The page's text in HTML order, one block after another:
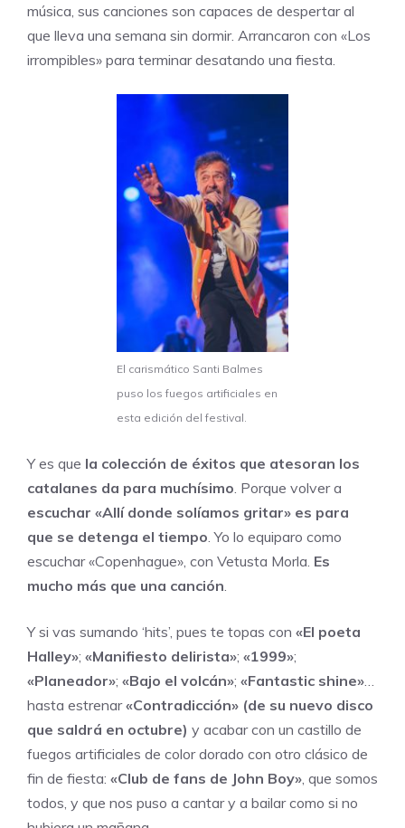
música, sus canciones son capaces de despertar al
que lleva una semana sin dormir. Arrancaron con «Los
irrompibles» para terminar desatando una fiesta.
El carismático Santi Balmes
puso los fuegos artificiales en
esta edición del festival.
Y es que la colección de éxitos que atesoran los
catalanes da para muchísimo . Porque volver a
escuchar «Allí donde solíamos gritar» es para
que se detenga el tiempo . Yo lo equiparo como
escuchar «Copenhague», con Vetusta Morla. Es
mucho más que una canción
Y si vas sumando ‘hits’, pues te topas con «El poeta
Halley»; «Manifiesto delirista»; «1999»;
«Planeador»; «Bajo el volcán»; «Fantastic shine»
hasta estrenar«Contradicción» (de su nuevo disco
que saldrá en octubre) y acabar con un castillo de
fuegos artificiales de color dorado con otro clásico de
fin de fiesta: «Club de fans de John Boy» , que somos
todos, y que nos puso a cantar y a bailar como si no